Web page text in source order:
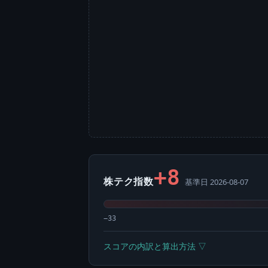
株テク指数+8 基準日 2026-08-07
−33
スコアの内訳と算出方法 ▽